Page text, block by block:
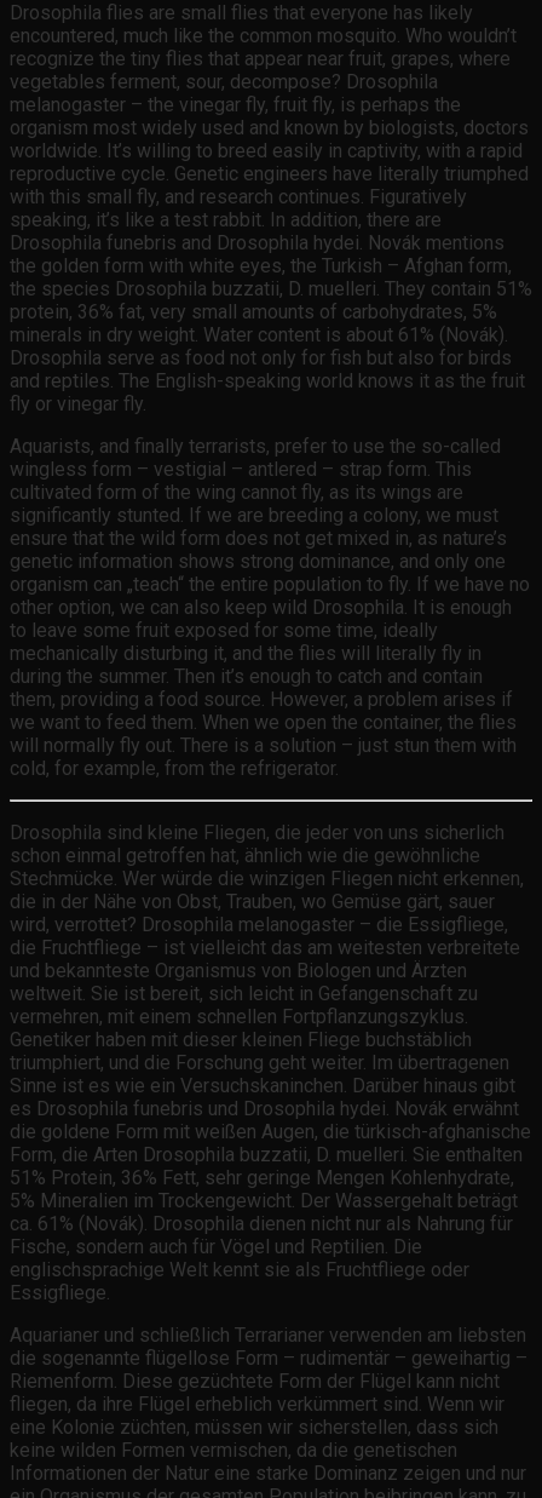
Drosophila flies are small flies that everyone has likely
encountered, much like the common mosquito. Who wouldn’t
recognize the tiny flies that appear near fruit, grapes, where
vegetables ferment, sour, decompose? Drosophila
melanogaster – the vinegar fly, fruit fly, is perhaps the
organism most widely used and known by biologists, doctors
worldwide. It’s willing to breed easily in captivity, with a rapid
reproductive cycle. Genetic engineers have literally triumphed
with this small fly, and research continues. Figuratively
speaking, it’s like a test rabbit. In addition, there are
Drosophila funebris and Drosophila hydei. Novák mentions
the golden form with white eyes, the Turkish – Afghan form,
the species Drosophila buzzatii, D. muelleri. They contain 51%
protein, 36% fat, very small amounts of carbohydrates, 5%
minerals in dry weight. Water content is about 61% (Novák).
Drosophila serve as food not only for fish but also for birds
and reptiles. The English-speaking world knows it as the fruit
fly or vinegar fly.
Aquarists, and finally terrarists, prefer to use the so-called
wingless form – vestigial – antlered – strap form. This
cultivated form of the wing cannot fly, as its wings are
significantly stunted. If we are breeding a colony, we must
ensure that the wild form does not get mixed in, as nature’s
genetic information shows strong dominance, and only one
organism can „teach“ the entire population to fly. If we have no
other option, we can also keep wild Drosophila. It is enough
to leave some fruit exposed for some time, ideally
mechanically disturbing it, and the flies will literally fly in
during the summer. Then it’s enough to catch and contain
them, providing a food source. However, a problem arises if
we want to feed them. When we open the container, the flies
will normally fly out. There is a solution – just stun them with
cold, for example, from the refrigerator.
Drosophila sind kleine Fliegen, die jeder von uns sicherlich
schon einmal getroffen hat, ähnlich wie die gewöhnliche
Stechmücke. Wer würde die winzigen Fliegen nicht erkennen,
die in der Nähe von Obst, Trauben, wo Gemüse gärt, sauer
wird, verrottet? Drosophila melanogaster – die Essigfliege,
die Fruchtfliege – ist vielleicht das am weitesten verbreitete
und bekannteste Organismus von Biologen und Ärzten
weltweit. Sie ist bereit, sich leicht in Gefangenschaft zu
vermehren, mit einem schnellen Fortpflanzungszyklus.
Genetiker haben mit dieser kleinen Fliege buchstäblich
triumphiert, und die Forschung geht weiter. Im übertragenen
Sinne ist es wie ein Versuchskaninchen. Darüber hinaus gibt
es Drosophila funebris und Drosophila hydei. Novák erwähnt
die goldene Form mit weißen Augen, die türkisch-afghanische
Form, die Arten Drosophila buzzatii, D. muelleri. Sie enthalten
51% Protein, 36% Fett, sehr geringe Mengen Kohlenhydrate,
5% Mineralien im Trockengewicht. Der Wassergehalt beträgt
ca. 61% (Novák). Drosophila dienen nicht nur als Nahrung für
Fische, sondern auch für Vögel und Reptilien. Die
englischsprachige Welt kennt sie als Fruchtfliege oder
Essigfliege.
Aquarianer und schließlich Terrarianer verwenden am liebsten
die sogenannte flügellose Form – rudimentär – geweihartig –
Riemenform. Diese gezüchtete Form der Flügel kann nicht
fliegen, da ihre Flügel erheblich verkümmert sind. Wenn wir
eine Kolonie züchten, müssen wir sicherstellen, dass sich
keine wilden Formen vermischen, da die genetischen
Informationen der Natur eine starke Dominanz zeigen und nur